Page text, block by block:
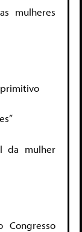
mulheres
da mulher
Congresso